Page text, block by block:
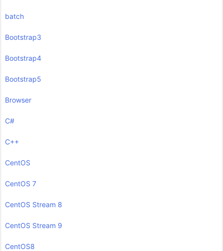
batch
Bootstrap3
Bootstrap4
Bootstrap5
Browser
C#
C++
CentOS
CentOS 7
CentOS Stream 8
CentOS Stream 9
CentOS8